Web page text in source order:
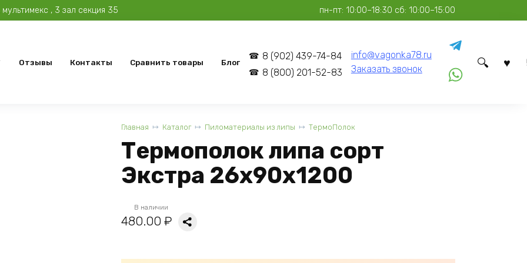
, 3 зал секция 35 пн-пт: 10:00–18:30 сб: 10:00–15:00
Отзывы Контакты Сравнить товары Блог
8 (902) 439-74-84
8 (800) 201-52-83
info@vagonka78.ru
Заказать звонок
Главная Каталог Пиломатериалы из липы ТермоПолок
Термополок липа сорт
Экстра 26x90x1200
В наличии
480.00 ₽